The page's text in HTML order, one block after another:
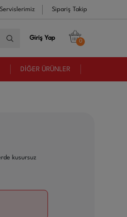
Servislerimiz Sipariş Takip
Giriş Yap 0
DİĞER ÜRÜNLER
kusursuz